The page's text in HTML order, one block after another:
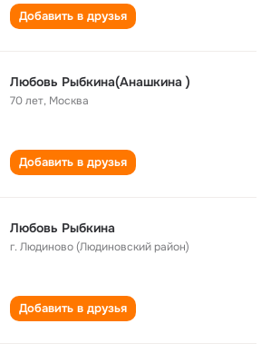
Добавить в друзья
Любовь Рыбкина(Анашкина )
70 лет, Москва
Добавить в друзья
Любовь Рыбкина
г. Людиново (Людиновский район)
Добавить в друзья